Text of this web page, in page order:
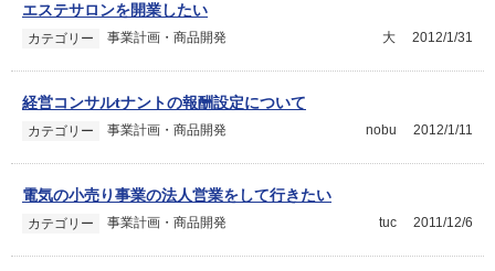
エステサロンを開業したい
カテゴリー 事業計画・商品開発 2012/1/31
大
経営コンサルtナントの報酬設定について
カテゴリー 事業計画・商品開発 2012/1/11
nobu
電気の小売り事業の法人営業をして行きたい
カテゴリー 事業計画・商品開発 2011/12/6
tuc